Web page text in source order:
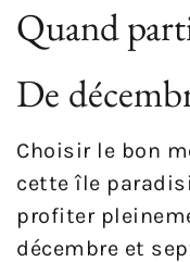
Quand
De
Choisir le bon
cette île
profiter
décembre et